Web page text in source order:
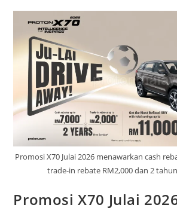
Promosi X70 Julai 2026 menawarkan cash
trade-in rebate RM2,000 dan 2
Promosi X70 Julai